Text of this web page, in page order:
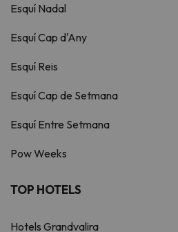
Esquí Nadal
Esquí Cap d'Any
Esquí Reis
Esquí Cap de Setmana
Esquí Entre Setmana
Pow Weeks
TOP HOTELS
Hotels Grandvalira